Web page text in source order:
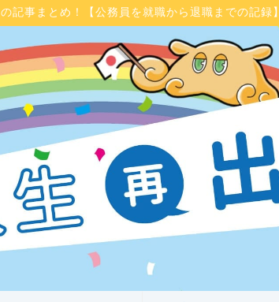
記事まとめ！【公務員を就職から退職までの記録】